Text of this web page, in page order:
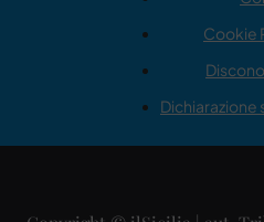
Cookie
Dichiarazione